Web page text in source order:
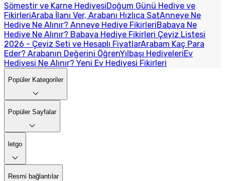
Sömestir ve Karne HediyesiDoğum Günü Hediye ve
FikirleriAraba İlanı Ver, Arabanı Hızlıca SatAnneye Ne
Hediye Ne Alınır? Anneye Hediye FikirleriBabaya Ne
Hediye Ne Alınır? Babaya Hediye Fikirleri Çeyiz Listesi
2026 - Çeyiz Seti ve Hesaplı FiyatlarArabam Kaç Para
Eder? Arabanın Değerini ÖğrenYılbaşı HediyeleriEv
Hediyesi Ne Alınır? Yeni Ev Hediyesi Fikirleri
Popüler Kategoriler
Popüler Sayfalar
letgo
Resmi bağlantılar